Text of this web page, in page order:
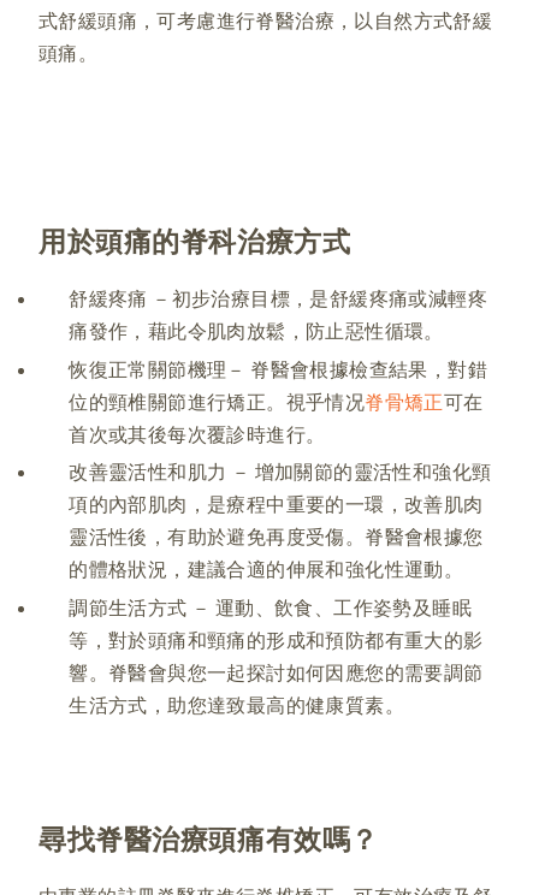
式舒緩頭痛，可考慮進行脊醫治療，以自然方式舒緩
頭痛。
用於頭痛的脊科治療方式
舒緩疼痛 －初步治療目標，是舒緩疼痛或減輕疼
痛發作，藉此令肌肉放鬆，防止惡性循環。
恢復正常關節機理－ 脊醫會根據檢查結果，對錯
位的頸椎關節進行矯正。視乎情况脊骨矯正可在
首次或其後每次覆診時進行。
改善靈活性和肌力 － 增加關節的靈活性和強化頸
項的內部肌肉，是療程中重要的一環，改善肌肉
靈活性後，有助於避免再度受傷。脊醫會根據您
的體格狀況，建議合適的伸展和強化性運動。
調節生活方式 － 運動、飲食、工作姿勢及睡眠
等，對於頭痛和頸痛的形成和預防都有重大的影
響。脊醫會與您一起探討如何因應您的需要調節
生活方式，助您達致最高的健康質素。
尋找脊醫治療頭痛有效嗎？